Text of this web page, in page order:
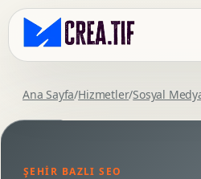
Ana Sayfa/Hizmetler/Sosyal
ŞEHIR BAZLI SEO